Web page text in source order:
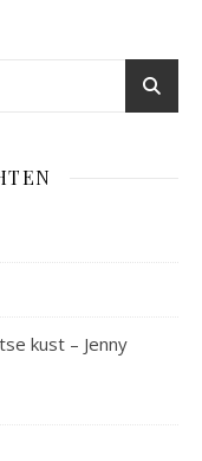
kust – Jenny